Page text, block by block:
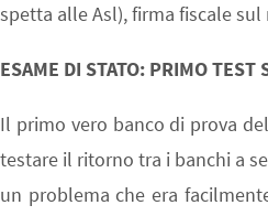
spetta alle Asl), firma fiscale
ESAME DI STATO: PRIMO TEST
Il primo vero banco di prova
testare il ritorno tra i banchi a
un problema che era